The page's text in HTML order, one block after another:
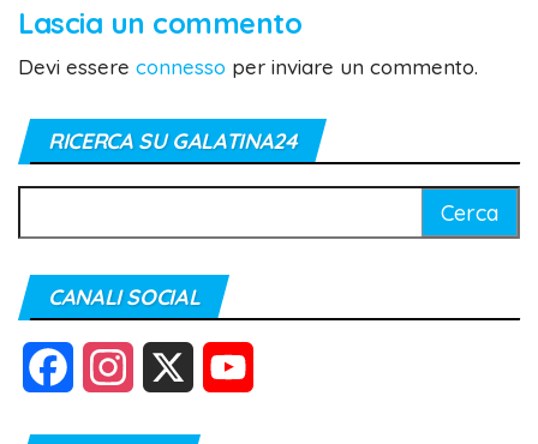
Lascia un commento
Devi essere connesso per inviare un commento.
RICERCA SU GALATINA24
per:
CANALI SOCIAL